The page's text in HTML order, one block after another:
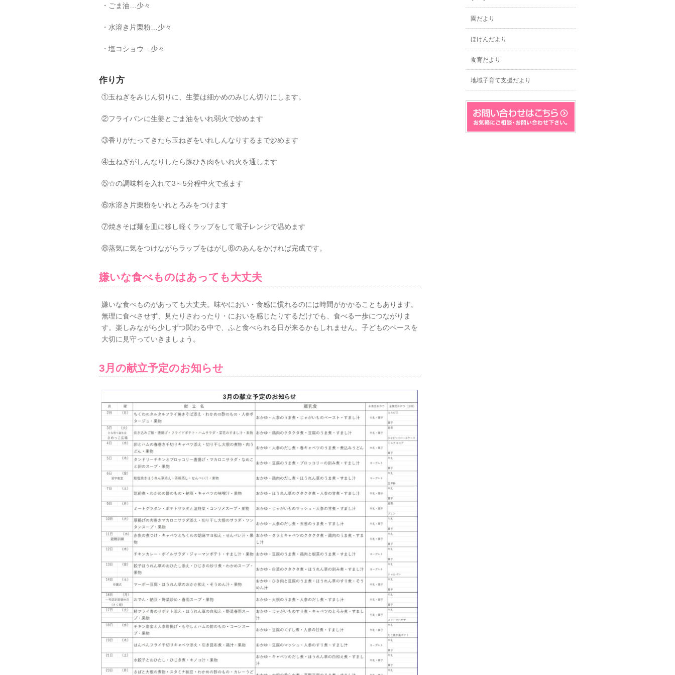
・ごま油…少々
・水溶き片栗粉…少々
・塩コショウ…少々
作り方
①玉ねぎをみじん切りに、生姜は細かめのみじん切りにします。
②フライパンに生姜とごま油をいれ弱火で炒めます
③香りがたってきたら玉ねぎをいれしんなりするまで炒めます
④玉ねぎがしんなりしたら豚ひき肉をいれ火を通します
⑤☆の調味料を入れて3～5分程中火で煮ます
⑥水溶き片栗粉をいれとろみをつけます
⑦焼きそば麺を皿に移し軽くラップをして電子レンジで温めます
⑧蒸気に気をつけながらラップをはがし⑥のあんをかければ完成です。
嫌いな食べものはあって も大丈夫
嫌いな食べものがあっても大丈夫。味やにおい・食感に慣れるのには時間がかかることもあります。
無理に食べさせず、見たりさわったり・においを感じたりするだけでも、食べる一歩につながりま
す。楽しみながら少しずつ関わる中で、ふと食べられる日が来るかもしれません。子どものペースを
大切に見守っていきましょう。
3月の献立予定のお知らせ
園だより
ほけんだより
食育だより
地域子育て支援だより